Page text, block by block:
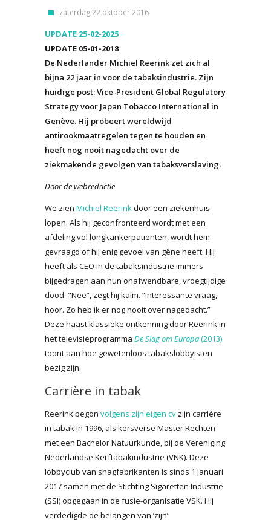
zaterdag 22 oktober 2016
UPDATE 25-02-2025
UPDATE 05-01-2018
De Nederlander Michiel Reerink zet zich al
bijna 22 jaar in voor de tabaksindustrie. Zijn
huidige post: Vice-President Global Regulatory
Strategy voor Japan Tobacco International in
Genève. Hij probeert wereldwijd
antirookmaatregelen tegen te houden en
heeft nog nooit nagedacht over de
ziekmakende gevolgen van tabaksverslaving.
Door de webredactie
We zien Michiel Reerinkdoor een ziekenhuis
lopen. Als hij geconfronteerd wordt met een
afdeling vol longkankerpatiënten, wordt hem
gevraagd of hij enig gevoel van gêne heeft. Hij
heeft als CEO in de tabaksindustrie immers
bijgedragen aan hun onafwendbare, vroegtijdige
dood. "Nee”, zegt hij kalm. “Interessante vraag,
hoor. Zo heb ik er nog nooit over nagedacht.”
Deze haast klassieke ontkenning door Reerink in
het televisieprogramma De Slag om Europa(2013)
toont aan hoe gewetenloos tabakslobbyisten
bezig zijn.
Carrière in tabak
Reerink begon volgens zijn eigen cv zijn carrière
in tabak in 1996, als kersverse Master Rechten
met een Bachelor Natuurkunde, bij de Vereniging
Nederlandse Kerftabakindustrie (VNK). Deze
lobbyclub van shagfabrikanten is sinds 1 januari
2017 samen met de Stichting Sigaretten Industrie
(SSI) opgegaan in de fusie-organisatie VSK. Hij
verdedigde de belangen van ‘zijn’